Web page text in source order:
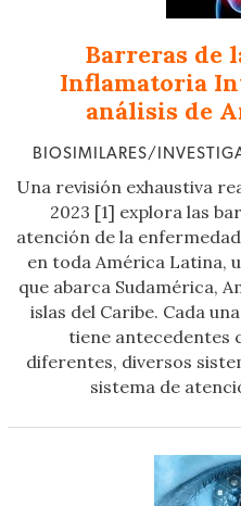
Barreras de
Inflamatoria
análisis de
BIOSIMILARES/
Una revisión exhaustiva
2023 [1] explora las
atención de la
en toda América Latina,
que abarca Sudamérica,
islas del Caribe. Cada
tiene antecedentes
diferentes, diversos
sistema de